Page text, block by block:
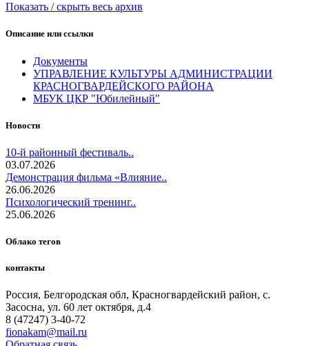
Показать / скрыть весь архив
Описание или ссылки
Документы
УПРАВЛЕНИЕ КУЛЬТУРЫ АДМИНИСТРАЦИИ
КРАСНОГВАРДЕЙСКОГО РАЙОНА
МБУК ЦКР "Юбилейный"
Новости
10-й районный фестиваль..
03.07.2026
Демонстрация фильма «Влияние..
26.06.2026
Психологический тренинг..
25.06.2026
Облако тегов
контакты
Россия, Белгородская обл, Красногвардейский район, с.
Засосна, ул. 60 лет октября, д.4
8 (47247) 3-40-72
fionakam@mail.ru